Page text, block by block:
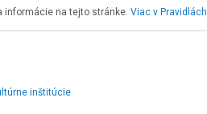
informácie na tejto stránke. Viac v Pravidlách
inštitúcie